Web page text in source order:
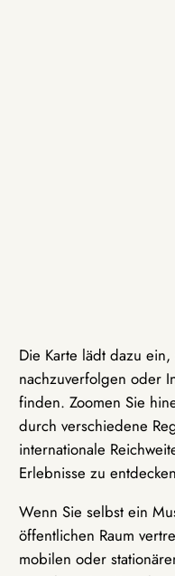
Die Karte lädt dazu
nachzuverfolgen oder
finden. Zoomen Sie
durch verschiedene
internationale
Erlebnisse zu
Wenn Sie selbst ein
öffentlichen Raum
mobilen oder